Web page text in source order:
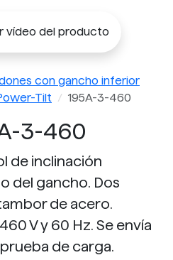
vídeo del producto
con gancho inferior
Tilt
195A-3-460
3-460
de inclinación
del gancho. Dos
de acero.
V y 60 Hz. Se envía
de carga.